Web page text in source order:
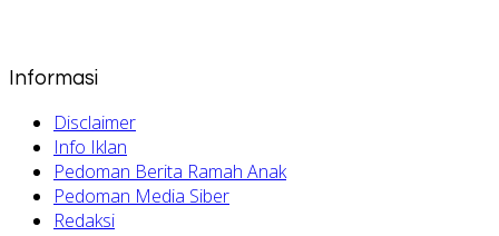
Informasi
Disclaimer
Info Iklan
Pedoman Berita Ramah Anak
Pedoman Media Siber
Redaksi